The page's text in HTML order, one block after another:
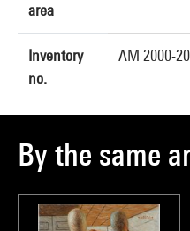
area
Inventory
no.
AM 2000-
By the same